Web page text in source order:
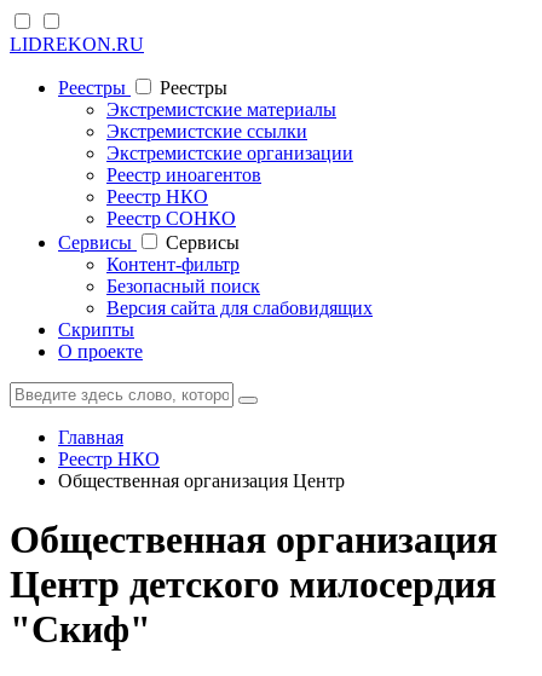
LIDREKON.RU
Реестры
Реестры
Экстремистские материалы
Экстремистские ссылки
Экстремистские организации
Реестр иноагентов
Реестр НКО
Реестр СОНКО
Cервисы
Cервисы
Контент-фильтр
Безопасный поиск
Версия сайта для слабовидящих
Скрипты
О проекте
Главная
Реестр НКО
Общественная организация Центр
Общественная организация
Центр детского милосердия
"Скиф"